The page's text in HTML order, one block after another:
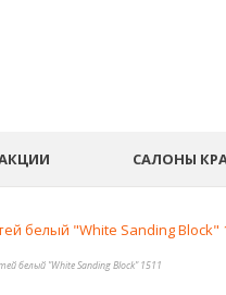
САЛОНЫ
белый "White Sanding Block" 1511